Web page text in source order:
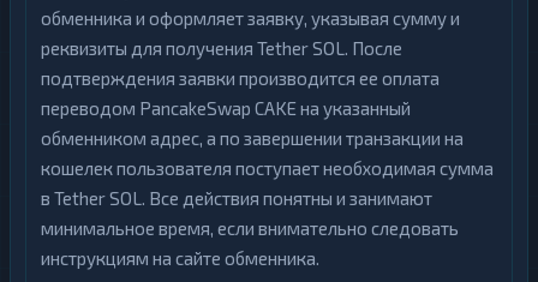
обменника и оформляет заявку, указывая сумму и
реквизиты для получения Tether SOL. После
подтверждения заявки производится ее оплата
переводом PancakeSwap CAKE на указанный
обменником адрес, а по завершении транзакции на
кошелек пользователя поступает необходимая сумма
в Tether SOL. Все действия понятны и занимают
минимальное время, если внимательно следовать
инструкциям на сайте обменника.